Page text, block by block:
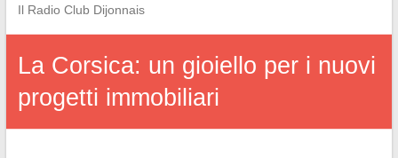
Il Radio Club Dijonnais
La Corsica: un gioiello per i nuovi
progetti immobiliari